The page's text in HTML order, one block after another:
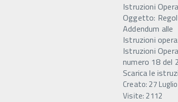
Istruzioni
Oggetto:
Addendum alle
Istruzioni
Istruzioni
numero 18 del
Scarica le
Creato: 27
Visite: 2112